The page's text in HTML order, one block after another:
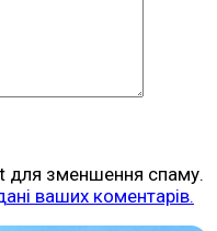
для зменшення спаму.
ваших коментарів.